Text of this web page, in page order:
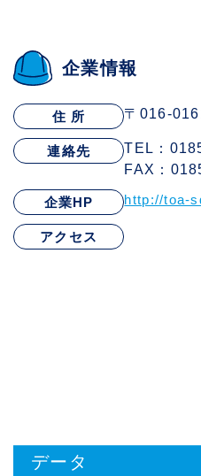
企業情報
住 所 〒016-
連絡先
TEL：
FAX：
企業HP http://toa-
アクセス
データ